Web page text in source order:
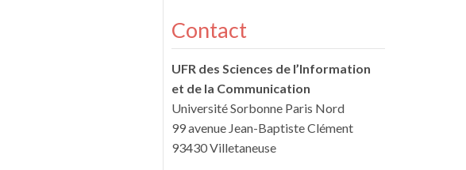
Contact
UFR des Sciences de l’Information
et de la Communication
Université Sorbonne Paris Nord
99 avenue Jean-Baptiste Clément
93430 Villetaneuse